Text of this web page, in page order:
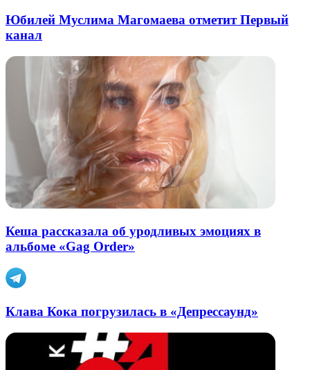
Юбилей Муслима Магомаева отметит Первый
канал
Кеша рассказала об уродливых эмоциях в
альбоме «Gag Order»
Клава Кока погрузилась в «Депрессаунд»